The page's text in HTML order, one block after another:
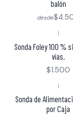
balón
desde
|
Sonda Foley 100 %
vías.
$1.500
|
Sonda de
por Caja